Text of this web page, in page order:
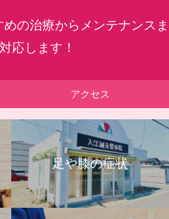
の治療からメンテナンスま
応します！
アクセス
足や膝の症状